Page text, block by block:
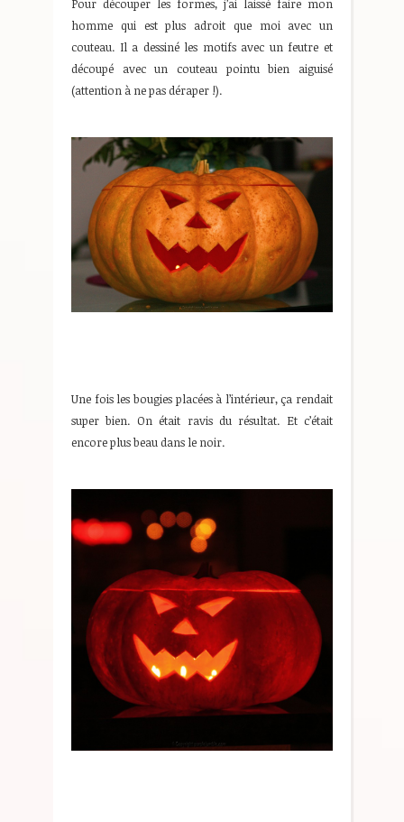
Pour découper les formes, j’ai laissé faire mon
homme qui est plus adroit que moi avec un
couteau. Il a dessiné les motifs avec un feutre et
découpé avec un couteau pointu bien aiguisé
(attention à ne pas déraper !).
Une fois les bougies placées à l’intérieur, ça rendait
super bien. On était ravis du résultat. Et c’était
encore plus beau dans le noir.